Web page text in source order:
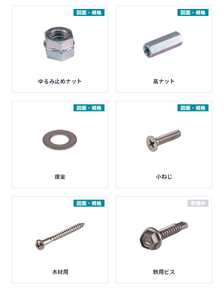
図面・規格
ゆるみ止めナット
図面・規格
高ナット
図面・規格
座金
図面・規格
小ねじ
図面・規格
木材用
準備中
鉄用ビス